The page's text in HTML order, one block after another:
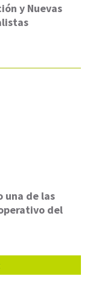
y Nuevas
una de las
del